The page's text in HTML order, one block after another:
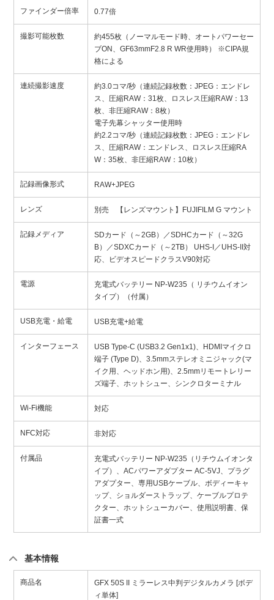
ファインダー倍率 0.77倍
撮影可能枚数
約455枚（ノーマルモード時、オートパワーセー
ブON、GF63mmF2.8 R WR使用時） ※CIPA規
格による
連続撮影速度
約3.0コマ/秒（連続記録枚数：JPEG：エンドレ
ス、圧縮RAW：31枚、ロスレス圧縮RAW：13
枚、非圧縮RAW：8枚）
電子先幕シャッター使用時
約2.2コマ/秒（連続記録枚数：JPEG：エンドレ
ス、圧縮RAW：エンドレス、ロスレス圧縮RA
W：35枚、非圧縮RAW：10枚）
記録画像形式 RAW+JPEG
レンズ 別売 【レンズマウント】FUJIFILM G マウント
記録メディア
SDカード（～2GB）／SDHCカード（～32G
B）／SDXCカード（～2TB） UHS-I／UHS-II対
応、ビデオスピードクラスV90対応
電源
充電式バッテリー NP-W235（ リチウムイオン
タイプ）（付属）
USB充電・給電 USB充電+給電
インターフェース
USB Type-C (USB3.2 Gen1x1)、HDMIマイクロ
端子 (Type D)、3.5mmステレオミニジャック(マ
イク用、ヘッドホン用)、2.5mmリモートレリー
ズ端子、ホットシュー、シンクロターミナル
Wi-Fi機能 対応
NFC対応 非対応
付属品
充電式バッテリー NP-W235（リチウムイオンタ
イプ）、ACパワーアダプター AC-5VJ、プラグ
アダプター、専用USBケーブル、ボディーキャ
ップ、ショルダーストラップ、ケーブルプロテ
クター、ホットシューカバー、使用説明書、保
証書一式
基本情報
商品名
GFX 50S II ミラーレス中判デジタルカメラ [ボデ
ィ単体]